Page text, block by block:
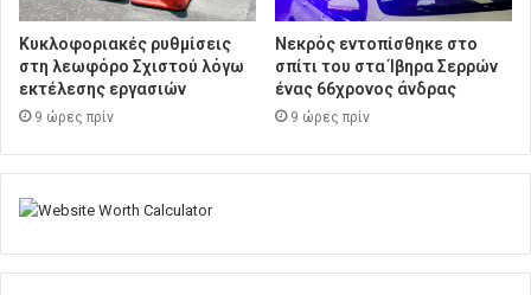
Κυκλοφοριακές ρυθμίσεις
στη λεωφόρο Σχιστού λόγω
εκτέλεσης εργασιών
9 ώρες πρίν
Νεκρός εντοπίσθηκε στο
σπίτι του στα Ίβηρα Σερρών
ένας 66χρονος άνδρας
9 ώρες πρίν